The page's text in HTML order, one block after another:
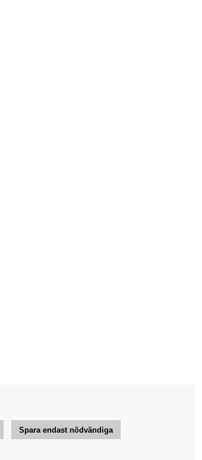
Spara endast nödvändiga